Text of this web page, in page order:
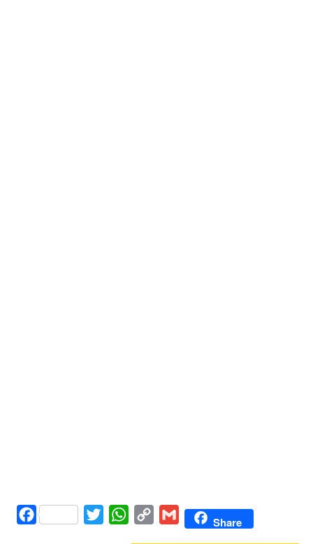
Facebook Twitter WhatsAppCopy
Gmail Share